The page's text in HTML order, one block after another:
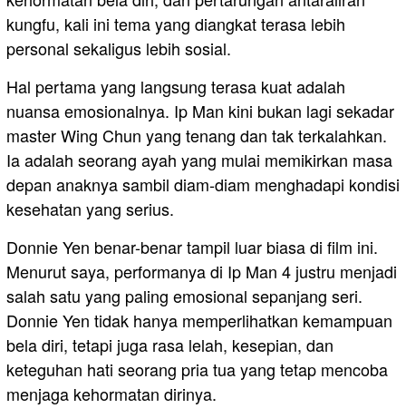
kungfu, kali ini tema yang diangkat terasa lebih
personal sekaligus lebih sosial.
Hal pertama yang langsung terasa kuat adalah
nuansa emosionalnya. Ip Man kini bukan lagi sekadar
master Wing Chun yang tenang dan tak terkalahkan.
Ia adalah seorang ayah yang mulai memikirkan masa
depan anaknya sambil diam-diam menghadapi kondisi
kesehatan yang serius.
Donnie Yen benar-benar tampil luar biasa di film ini.
Menurut saya, performanya di Ip Man 4 justru menjadi
salah satu yang paling emosional sepanjang seri.
Donnie Yen tidak hanya memperlihatkan kemampuan
bela diri, tetapi juga rasa lelah, kesepian, dan
keteguhan hati seorang pria tua yang tetap mencoba
menjaga kehormatan dirinya.